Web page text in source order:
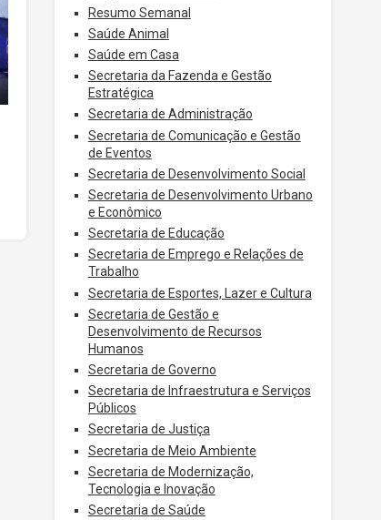
Resumo Semanal
Saúde Animal
Saúde em Casa
Secretaria da Fazenda e Gestão
Estratégica
Secretaria de Administração
Secretaria de Comunicação e Gestão
de Eventos
Secretaria de Desenvolvimento Social
Secretaria de Desenvolvimento Urbano
e Econômico
Secretaria de Educação
Secretaria de Emprego e Relações de
Trabalho
Secretaria de Esportes, Lazer e Cultura
Secretaria de Gestão e
Desenvolvimento de Recursos
Humanos
Secretaria de Governo
Secretaria de Infraestrutura e Serviços
Públicos
Secretaria de Justiça
Secretaria de Meio Ambiente
Secretaria de Modernização,
Tecnologia e Inovação
Secretaria de Saúde